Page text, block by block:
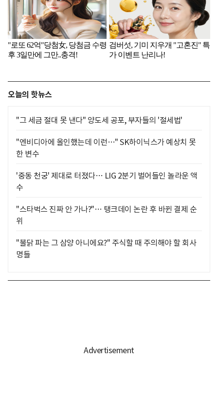
오늘의 핫뉴스
"그 세금 절대 못 낸다" 양도세 공포, 부자들의 '절세법'
"엔비디아에 올인했는데 이런…" SK하이닉스가 예상치 못
한 변수
'중동 천궁' 제대로 터졌다… LIG 2분기 벌어들인 놀라운 액
수
"스타벅스 진짜 안 가나?"… 탱크데이 논란 후 바뀐 결제 순
위
"불닭 파는 그 삼양 아니에요?" 주식할 때 주의해야 할 회사
명들